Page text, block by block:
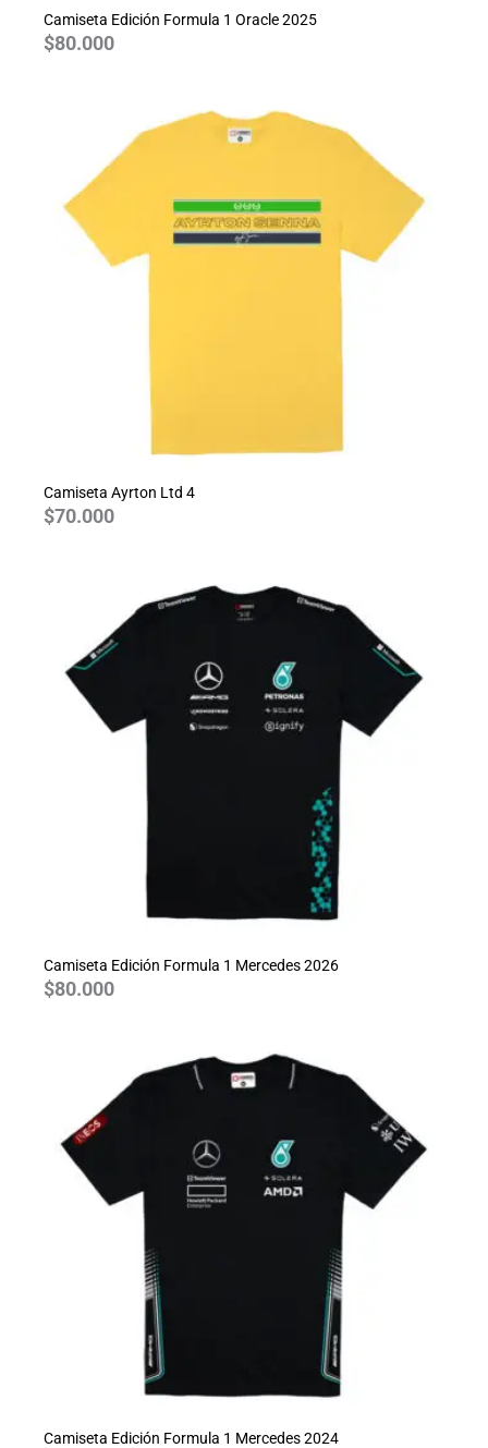
Camiseta Edición Formula 1 Oracle 2025
$80.000
Camiseta Ayrton Ltd 4
$70.000
Camiseta Edición Formula 1 Mercedes 2026
$80.000
Camiseta Edición Formula 1 Mercedes 2024
de
precios:
hasta
$80.000